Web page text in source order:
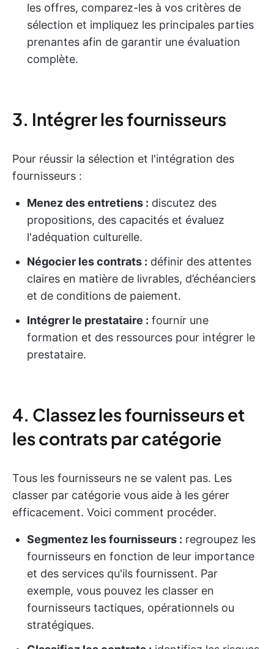
les offres, comparez-les à vos critères de
sélection et impliquez les principales parties
prenantes afin de garantir une évaluation
complète.
3. Intégrer les fournisseurs
Pour réussir la sélection et l'intégration des
fournisseurs :
Menez des entretiens : discutez des
propositions, des capacités et évaluez
l'adéquation culturelle.
Négocier les contrats : définir des attentes
claires en matière de livrables, d’échéanciers
et de conditions de paiement.
Intégrer le prestataire : fournir une
formation et des ressources pour intégrer le
prestataire.
4. Classez les fournisseurs et
les contrats par catégorie
Tous les fournisseurs ne se valent pas. Les
classer par catégorie vous aide à les gérer
efficacement. Voici comment procéder.
Segmentez les fournisseurs : regroupez les
fournisseurs en fonction de leur importance
et des services qu'ils fournissent. Par
exemple, vous pouvez les classer en
fournisseurs tactiques, opérationnels ou
stratégiques.